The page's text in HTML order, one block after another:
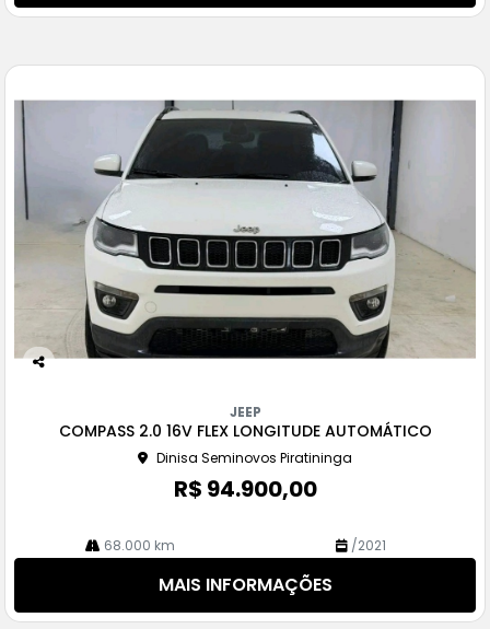
JEEP
COMPASS 2.0 16V FLEX LONGITUDE AUTOMÁTICO
Dinisa Seminovos Piratininga
R$ 94.900,00
68.000 km /2021
MAIS INFORMAÇÕES